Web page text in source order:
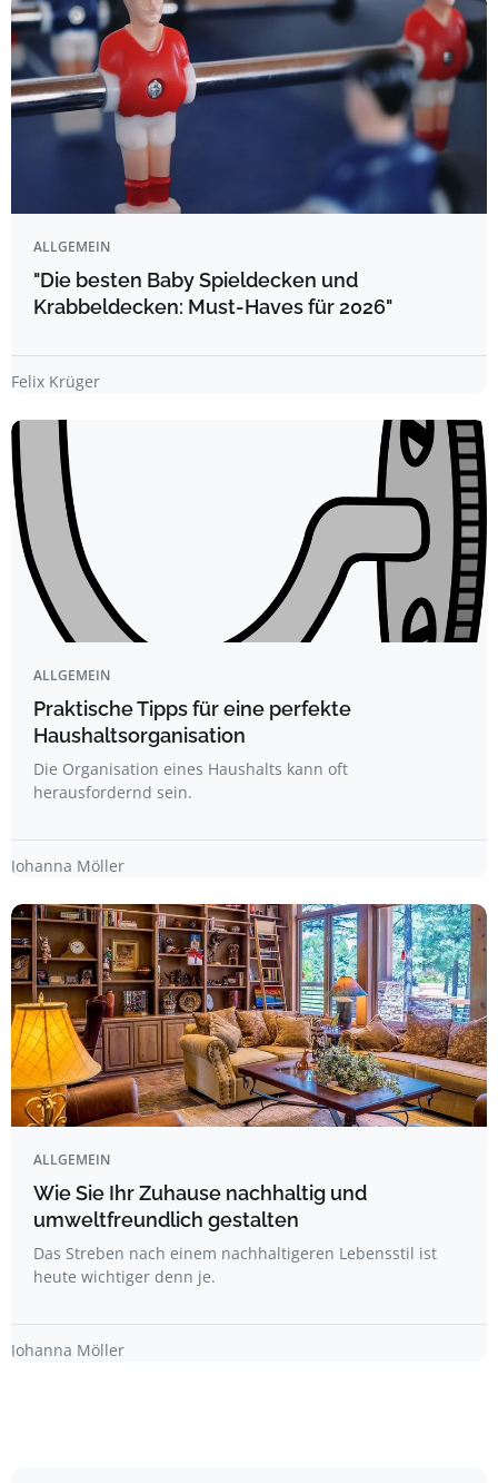
ALLGEMEIN
"Die besten Baby Spieldecken und
Krabbeldecken: Must-Haves für 2026"
Felix Krüger
ALLGEMEIN
Praktische Tipps für eine perfekte
Haushaltsorganisation
Die Organisation eines Haushalts kann oft
herausfordernd sein.
Johanna Möller
ALLGEMEIN
Wie Sie Ihr Zuhause nachhaltig und
umweltfreundlich gestalten
Das Streben nach einem nachhaltigeren Lebensstil ist
heute wichtiger denn je.
Johanna Möller